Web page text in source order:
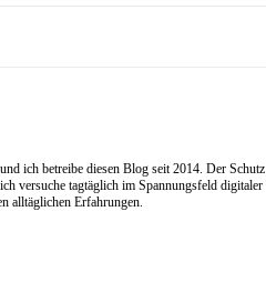
ich betreibe diesen Blog seit 2014. Der
versuche tagtäglich im Spannungsfeld
alltäglichen Erfahrungen.